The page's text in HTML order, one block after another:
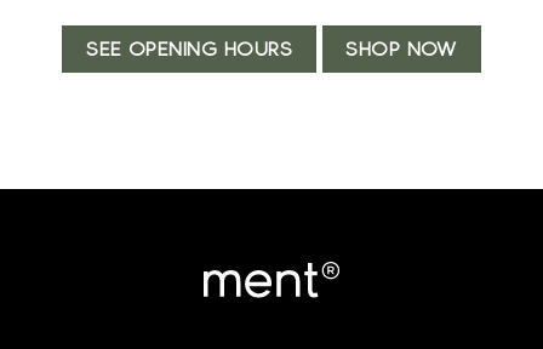
SEE OPENING HOURS SHOP NOW